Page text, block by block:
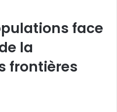
face
la
frontières